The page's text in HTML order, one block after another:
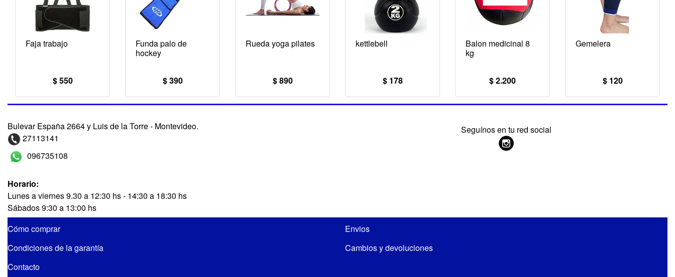
Faja trabajo
$ 550
Funda palo de
hockey
$ 390
Rueda yoga pilates
$ 890
kettlebell
$ 178
Balon medicinal 8
kg
$ 2.200
Gemelera
$ 120
Bulevar España 2664 y Luis de la Torre - Montevideo.
27113141
096735108
Horario:
Lunes a viernes 9.30 a 12:30 hs - 14:30 a 18:30 hs
Sábados 9:30 a 13:00 hs
Seguínos en tu red social
Cómo comprar
Envios
Condiciones de la garantía
Cambios y devoluciones
Contacto